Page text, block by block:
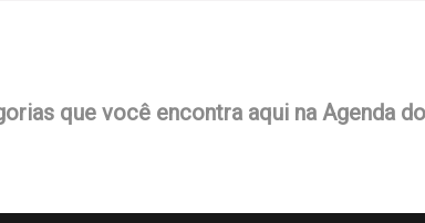
que você encontra aqui na Agenda